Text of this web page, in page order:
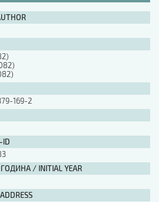
169-2
ID
/ INITIAL YEAR